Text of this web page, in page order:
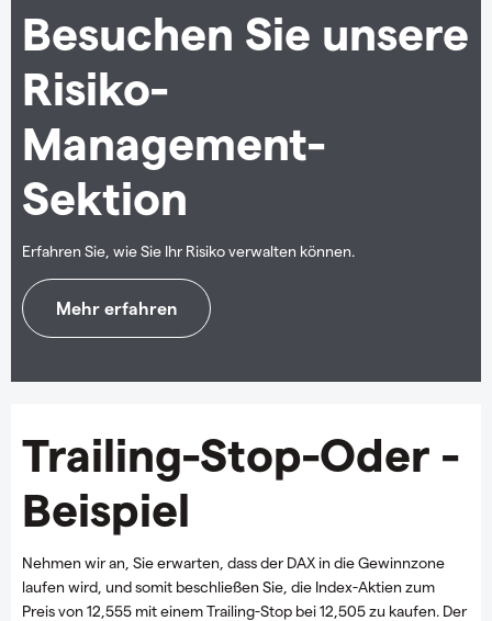
Besuchen Sie unsere
Risiko-
Management-
Sektion
Erfahren Sie, wie Sie Ihr Risiko verwalten können.
Mehr erfahren
Trailing-Stop-Oder -
Beispiel
Nehmen wir an, Sie erwarten, dass der DAX in die Gewinnzone
laufen wird, und somit beschließen Sie, die Index-Aktien zum
Preis von 12,555 mit einem Trailing-Stop bei 12,505 zu kaufen. Der